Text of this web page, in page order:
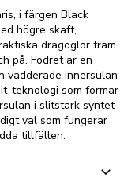
i färgen Black
högre skaft,
dragöglor fram
på. Fodret är en
vadderade innersulan
teknologi som formar
i slitstark syntet
val som fungerar
tillfällen.